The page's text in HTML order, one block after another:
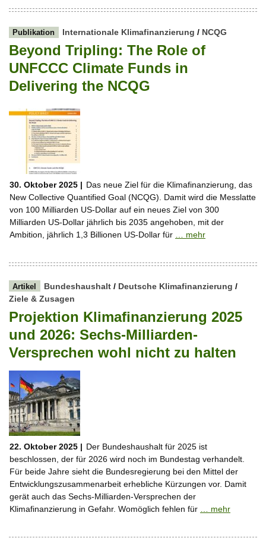
Publikation Internationale Klimafinanzierung / NCQG
Beyond Tripling: The Role of
UNFCCC Climate Funds in
Delivering the NCQG
30. Oktober 2025 | Das neue Ziel für die Klimafinanzierung, das
New Collective Quantified Goal (NCQG). Damit wird die Messlatte
von 100 Milliarden US-Dollar auf ein neues Ziel von 300
Milliarden US-Dollar jährlich bis 2035 angehoben, mit der
Ambition, jährlich 1,3 Billionen US-Dollar für
… mehr
Artikel Bundeshaushalt/ Deutsche Klimafinanzierung /
Ziele & Zusagen
Projektion Klimafinanzierung 2025
und 2026: Sechs-Milliarden-
Versprechen wohl nicht zu halten
22. Oktober 2025 | Der Bundeshaushalt für 2025 ist
beschlossen, der für 2026 wird noch im Bundestag verhandelt.
Für beide Jahre sieht die Bundesregierung bei den Mittel der
Entwicklungszusammenarbeit erhebliche Kürzungen vor. Damit
gerät auch das Sechs-Milliarden-Versprechen der
Klimafinanzierung in Gefahr. Womöglich fehlen für
… mehr